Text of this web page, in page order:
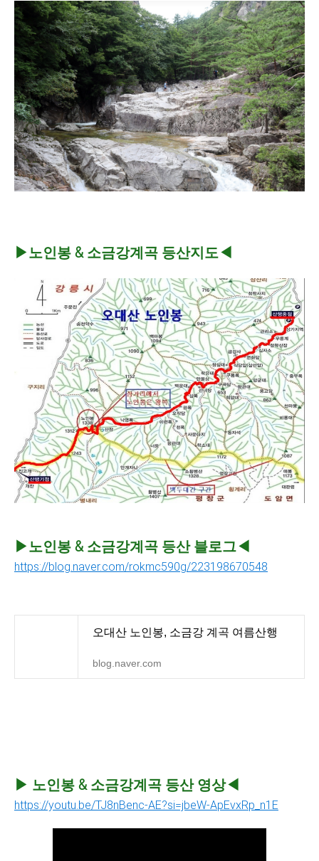
▶노인봉 & 소금강계곡 등산지도◀
▶노인봉 & 소금강계곡 등산 블로그◀
https://blog.naver.com/rokmc590g/223198670548
오대산 노인봉, 소금강 계곡 여름산행
blog.naver.com
▶ 노인봉 & 소금강계곡 등산 영상◀
https://youtu.be/TJ8nBenc-AE?si=jbeW-ApEvxRp_n1E